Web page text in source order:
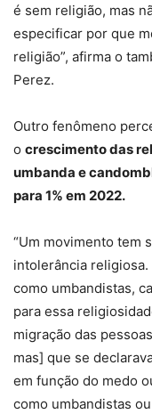
é sem religião, mas
especificar por que
religião”, afirma o
Perez.
Outro fenômeno
o crescimento das
umbanda e
para 1% em 2022.
“Um movimento tem
intolerância religiosa.
como umbandistas,
para essa
migração das
mas] que se
em função do medo
como umbandistas